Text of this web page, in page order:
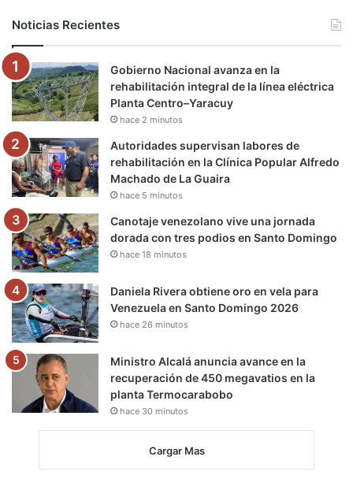
o
o
k
e
r
b
e
g
r
a
m
r
a
k
Noticias Recientes
Gobierno Nacional avanza en la
rehabilitación integral de la línea eléctrica
Planta Centro–Yaracuy
hace 2 minutos
Autoridades supervisan labores de
rehabilitación en la Clínica Popular Alfredo
Machado de La Guaira
hace 5 minutos
Canotaje venezolano vive una jornada
dorada con tres podios en Santo Domingo
hace 18 minutos
Daniela Rivera obtiene oro en vela para
Venezuela en Santo Domingo 2026
hace 26 minutos
Ministro Alcalá anuncia avance en la
recuperación de 450 megavatios en la
planta Termocarabobo
hace 30 minutos
Cargar Mas